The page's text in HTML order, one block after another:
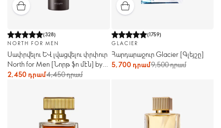
(328)
NORTH FOR MEN
Սափրվելու և լվացվելու փրփուր
North for Men [Նորթ ֆո մէն] by
Giordani Gold
2,450 դրամ4,450 դրամ
(1759)
GLACIER
Հարդարաջուր Glacier [Գլեյշը]
5,700 դրամ9,500 դրամ